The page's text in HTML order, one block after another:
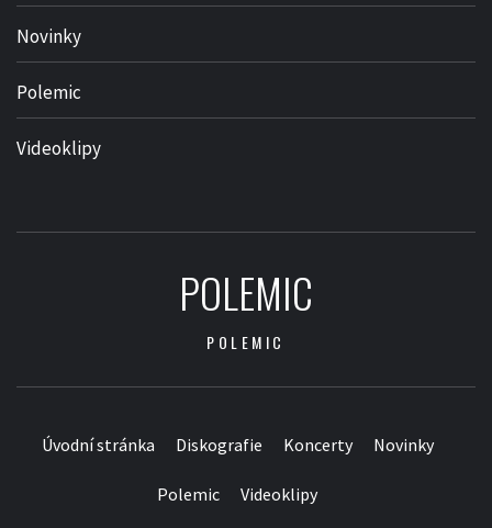
Novinky
Polemic
Videoklipy
POLEMIC
POLEMIC
Úvodní stránka Diskografie Koncerty Novinky
Polemic Videoklipy